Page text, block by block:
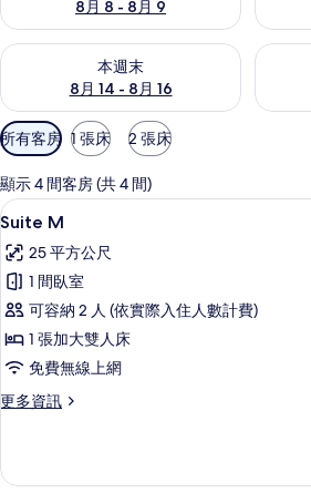
8月 8 - 8月 9
本週末
8月 14 - 8月 16
查看本週末 (8月 14 - 8月 16) 的供應情況
查看
可
用
的
客
房
篩
選
條
所有客房 1 張床 2 張床
顯示 4 間客房 (共 4 間)
顯
示
Suite
M
的
所
有
相
11
Suite M
25 平方公尺
1 間臥室
可容納 2 人 (依實際入住人數計費)
1 張加大雙人床
免費無線上網
更多資訊
更
的